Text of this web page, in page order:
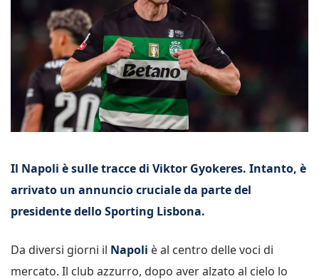
Il Napoli è sulle tracce di Viktor Gyokeres. Intanto, è
arrivato un annuncio cruciale da parte del
presidente dello Sporting Lisbona.
Da diversi giorni il Napoli è al centro delle voci di
mercato. Il club azzurro, dopo aver alzato al cielo lo